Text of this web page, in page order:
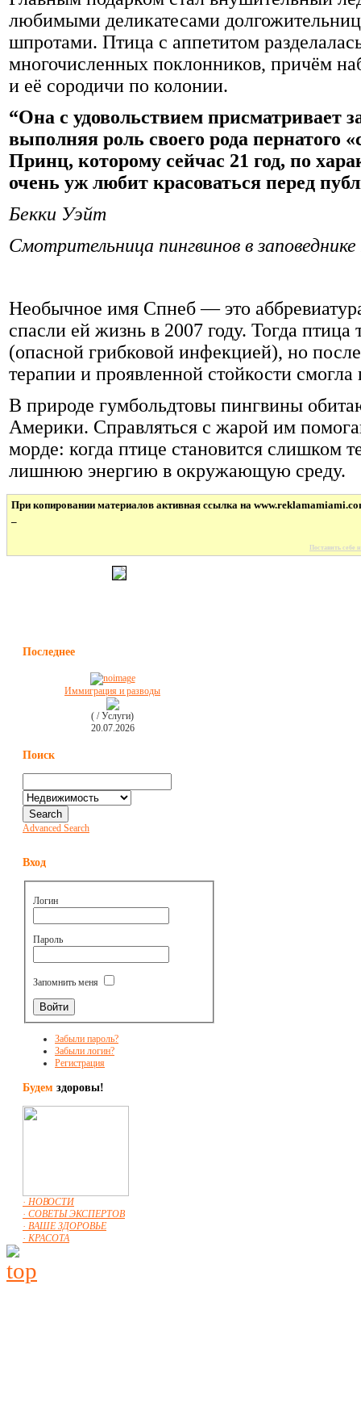
любимыми деликатесами
шпротами. Птица с аппетитом
многочисленных поклонников, причём
и её сородичи по колонии.
“Она с удовольствием присматривает
выполняя роль своего рода пернатого
Принц, которому сейчас 21 год, по
очень уж любит красоваться перед
Бекки Уэйт
Смотрительница пингвинов в
Необычное имя Спнеб — это
спасли ей жизнь в 2007 году. Тогда птица
(опасной грибковой инфекцией), но
терапии и проявленной стойкости
В природе гумбольдтовы пингвины
Америки. Справляться с жарой им
морде: когда птице становится слишком
лишнюю энергию в окружающую среду.
При копировании материалов активная ссылка на
Поставить себе
Последнее
Иммиграция и разводы
( / Услуги)
20.07.2026
Поиск
Advanced Search
Вход
Логин
Пароль
Запомнить меня
Забыли пароль?
Забыли логин?
Регистрация
Будем здоровы!
· НОВОСТИ
· СОВЕТЫ ЭКСПЕРТОВ
· ВАШЕ ЗДОРОВЬЕ
· КРАСОТА